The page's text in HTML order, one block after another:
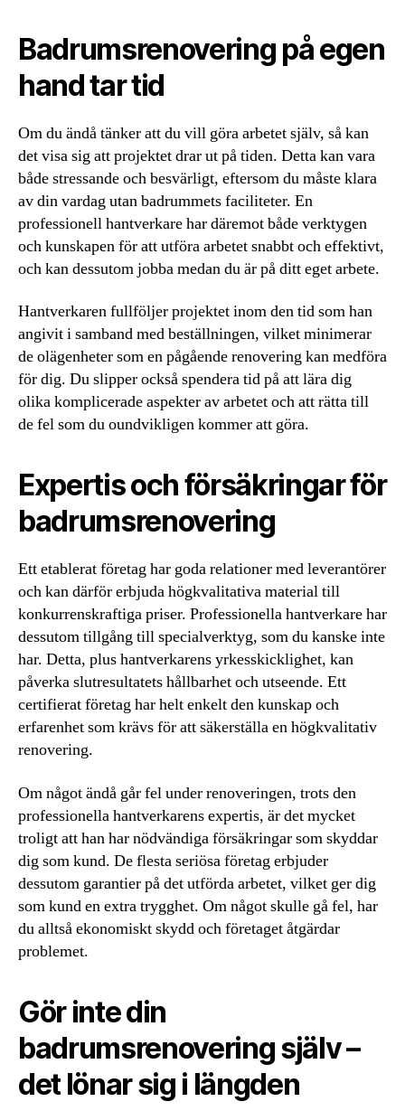
Badrumsrenovering på egen
hand tar tid
Om du ändå tänker att du vill göra arbetet själv, så kan
det visa sig att projektet drar ut på tiden. Detta kan vara
både stressande och besvärligt, eftersom du måste klara
av din vardag utan badrummets faciliteter. En
professionell hantverkare har däremot både verktygen
och kunskapen för att utföra arbetet snabbt och effektivt,
och kan dessutom jobba medan du är på ditt eget arbete.
Hantverkaren fullföljer projektet inom den tid som han
angivit i samband med beställningen, vilket minimerar
de olägenheter som en pågående renovering kan medföra
för dig. Du slipper också spendera tid på att lära dig
olika komplicerade aspekter av arbetet och att rätta till
de fel som du oundvikligen kommer att göra.
Expertis och försäkringar för
badrumsrenovering
Ett etablerat företag har goda relationer med leverantörer
och kan därför erbjuda högkvalitativa material till
konkurrenskraftiga priser. Professionella hantverkare har
dessutom tillgång till specialverktyg, som du kanske inte
har. Detta, plus hantverkarens yrkesskicklighet, kan
påverka slutresultatets hållbarhet och utseende. Ett
certifierat företag har helt enkelt den kunskap och
erfarenhet som krävs för att säkerställa en högkvalitativ
renovering.
Om något ändå går fel under renoveringen, trots den
professionella hantverkarens expertis, är det mycket
troligt att han har nödvändiga försäkringar som skyddar
dig som kund. De flesta seriösa företag erbjuder
dessutom garantier på det utförda arbetet, vilket ger dig
som kund en extra trygghet. Om något skulle gå fel, har
du alltså ekonomiskt skydd och företaget åtgärdar
problemet.
Gör inte din
badrumsrenovering själv –
det lönar sig i längden